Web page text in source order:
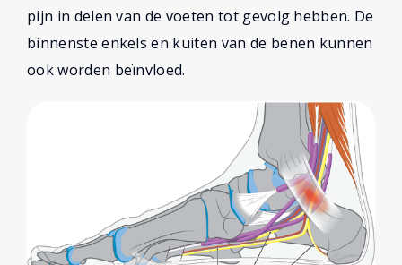
pijn in delen van de voeten tot gevolg hebben. De
binnenste enkels en kuiten van de benen kunnen
ook worden beïnvloed.